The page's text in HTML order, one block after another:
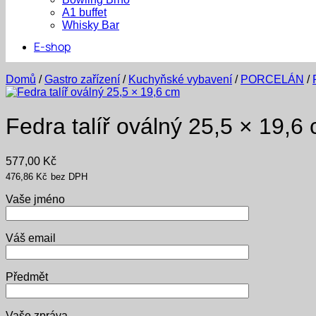
A1 buffet
Whisky Bar
E-shop
Domů / Gastro zařízení / Kuchyňské vybavení / PORCELÁN /
Fedra talíř oválný 25,5 × 19,6
577,00 Kč
476,86 Kč bez DPH
Vaše jméno
Váš email
Předmět